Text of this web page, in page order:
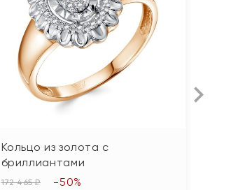
Кольцо из золота с
бриллиантами
172 465 ₽ -50%